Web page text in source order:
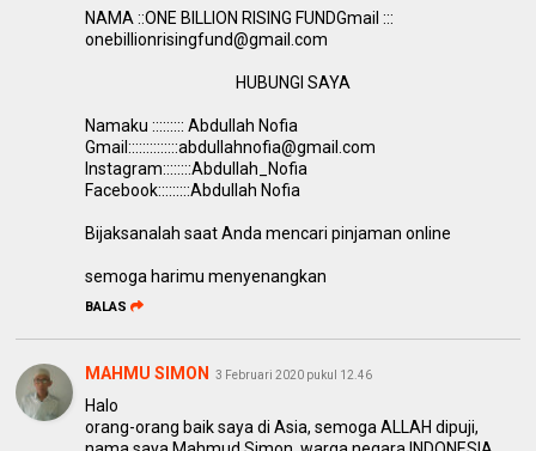
NAMA ::ONE BILLION RISING FUNDGmail :::
onebillionrisingfund@gmail.com
HUBUNGI SAYA
Namaku ::::::::: Abdullah Nofia
Gmail::::::::::::::abdullahnofia@gmail.com
Instagram::::::::Abdullah_Nofia
Facebook:::::::::Abdullah Nofia
Bijaksanalah saat Anda mencari pinjaman online
semoga harimu menyenangkan
BALAS
MAHMU SIMON 3 Februari 2020 pukul 12.46
Halo
orang-orang baik saya di Asia, semoga ALLAH dipuji,